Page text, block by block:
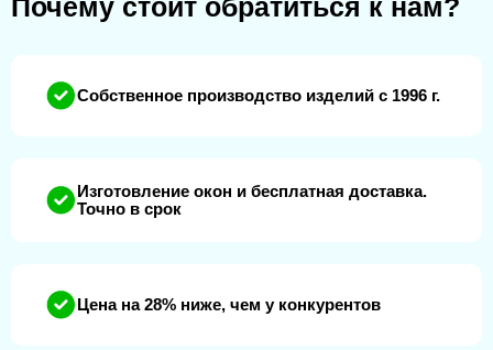
Почему стоит обратиться к нам?
Собственное производство изделий с 1996 г.
Изготовление окон и бесплатная доставка.
Точно в срок
Цена на 28% ниже, чем у конкурентов